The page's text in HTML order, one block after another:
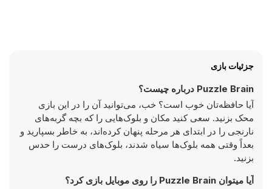
جزئیات بازی
Puzzle Brain درباره چیست؟
آیا حافظه‌تان خوب است؟ خب، می‌توانید آن را در این بازی
محک بزنید. سعی کنید مکان و بلوک‌هایی را که بچه گربه‌های
نارنجی را در ابتدای هر مرحله پنهان کرده‌اند، به خاطر بسپارید و
بعداً وقتی همه بلوک‌ها سیاه شدند، بلوک‌های درست را حدس
بزنید.
آیا میتوان Puzzle Brain را روی موبایل بازی کرد؟